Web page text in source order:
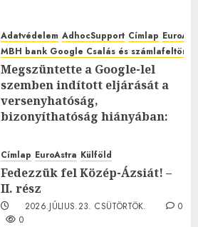
Adatvédelem AdhocSupport Címlap
MBH bank Google Csalás és
Megszüntette a Google-lel
szemben indított eljárását a
versenyhatóság,
bizonyíthatóság hiányában:
2026.JÚLIUS.23. CSÜTÖRTÖK.
0
Címlap EuroAstra Külföld
Fedezzük fel Közép-Ázsiát! –
II. rész
2026.JÚLIUS.23. CSÜTÖRTÖK.
0
0